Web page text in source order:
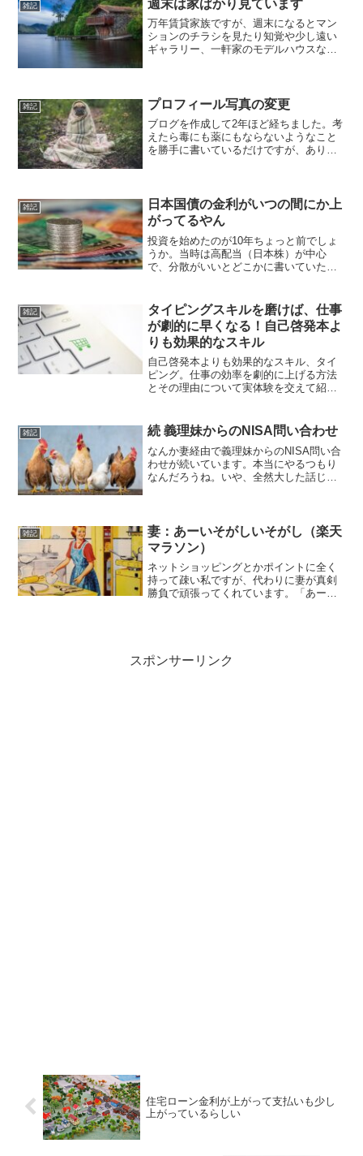
雑記 週末は家ばかり見ています
万年賃貸家族ですが、週末になるとマン
ションのチラシを見たり知覚や少し遠い
ギャラリー、一軒家のモデルハウスなど
りますが…。最近どんどん...
雑記 プロフィール写真の変更
ブログを作成して2年ほど経ちました。考
えたら毒にも薬にもならないようなこと
を勝手に書いているだけですが、ありが
料のアバターを使...
雑記
日本国債の金利がいつの間にか上
がってるやん
投資を始めたのが10年ちょっと前でしょ
うか。当時は高配当（日本株）が中心
で、分散がいいとどこかに書いていたの
ぐらい経って「何の意味もないやないか
い( ﾟДﾟ)」...
雑記
タイピングスキルを磨けば、仕事
が劇的に早くなる！自己啓発本よ
りも効果的なスキル
自己啓発本よりも効果的なスキル、タイ
ピング。仕事の効率を劇的に上げる方法
とその理由について実体験を交えて紹介
雑記 続 義理妹からのNISA問い合わせ
なんか妻経由で義理妹からのNISA問い合
わせが続いています。本当にやるつもり
なんだろうね。いや、全然大した話じゃ
出てくる言葉があれだ...
雑記
妻：あーいそがしいそがし（楽天
マラソン）
ネットショッピングとかポイントに全く
持って疎い私ですが、代わりに妻が真剣
勝負で頑張ってくれています。「あーい
スポンサーリンク
住宅ローン金利が上がって支払いも少し
上がっているらしい